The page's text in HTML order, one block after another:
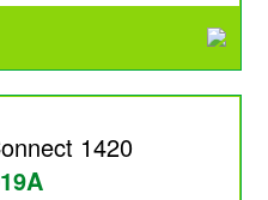
1420